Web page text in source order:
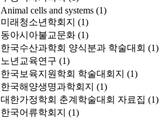
Animal cells and systems (1)
미래청소년학회지 (1)
동아시아불교문화 (1)
한국수산과학회 양식분과 학술대회 (1)
노년교육연구 (1)
한국보육지원학회 학술대회지 (1)
한국해양생명과학회지 (1)
대한가정학회 춘계학술대회 자료집 (1)
한국어류학회지 (1)